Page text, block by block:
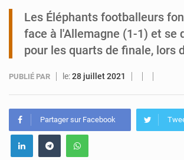
Les Éléphants footballeurs
face à l'Allemagne (1-1) et se
pour les quarts de finale, lors
PUBLIÉ PAR le:28 juillet 2021
Partager sur Facebook